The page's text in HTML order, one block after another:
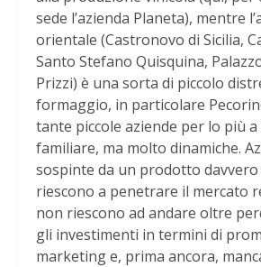
sede l’azienda Planeta), mentre
orientale (Castronovo di Sicilia,
Santo Stefano Quisquina,
Prizzi) è una sorta di piccolo
formaggio, in particolare
tante piccole aziende per lo più
familiare, ma molto dinamiche.
sospinte da un prodotto
riescono a penetrare il mercato
non riescono ad andare oltre
gli investimenti in termini di
marketing e, prima ancora,